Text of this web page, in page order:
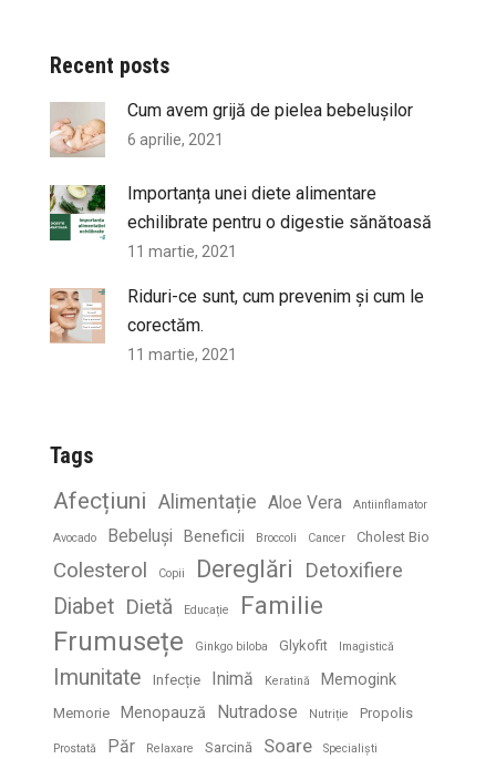
Recent posts
Cum avem grijă de pielea bebelușilor
6 aprilie, 2021
Importanța unei diete alimentare
echilibrate pentru o digestie sănătoasă
11 martie, 2021
Riduri-ce sunt, cum prevenim și cum le
corectăm.
11 martie, 2021
Tags
Afecțiuni Alimentație Aloe Vera Antiinflamator
Avocado Bebeluși Beneficii Broccoli Cancer Cholest Bio
Colesterol Copii Dereglări Detoxifiere
Diabet Dietă Educație Familie
Frumusețe Ginkgo biloba Glykofit Imagistică
Imunitate Infecție Inimă Keratină Memogink
Memorie Menopauză Nutradose Nutriție Propolis
Prostată Păr Relaxare Sarcină Soare Specialiști